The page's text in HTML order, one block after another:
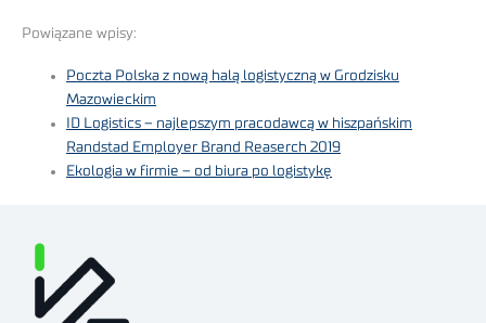
Powiązane wpisy:
Poczta Polska z nową halą logistyczną w Grodzisku
Mazowieckim
ID Logistics – najlepszym pracodawcą w hiszpańskim
Randstad Employer Brand Reaserch 2019
Ekologia w firmie – od biura po logistykę